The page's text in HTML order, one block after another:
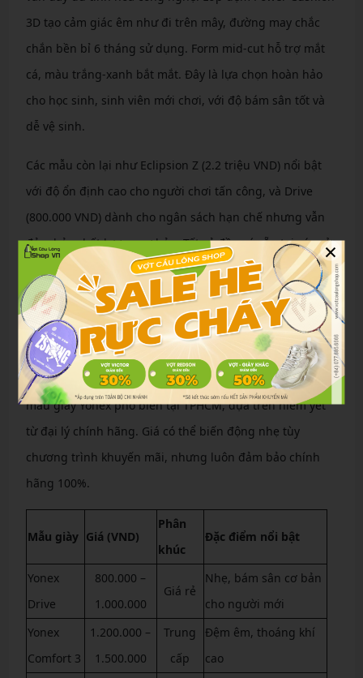
3D tạo cảm giác êm như đi trên mây, đường may chắc
chắn bền bỉ 6 tháng sử dụng. Form mid-cut hỗ trợ mắt
cá, màu trắng-xanh bắt mắt. Đây là lựa chọn hoàn hảo
cho học sinh, sinh viên mới chơi, với độ bám sân tốt và
dễ vệ sinh.
Các mẫu còn lại như Eclipsion Z (2.2 triệu VND) nổi bật
với độ ổn định cao cho người chơi tấn công, và Drive
(800.000 VND) dành cho ngân sách hạn chế nhưng vẫn
đảm bảo chất lượng cơ bản. Tất cả đều có sẵn tại các cửa
hàng TPHCM, giúp bạn dễ dàng thử và chọn size phù
hợp.
Bảng giá giày cầu lông Yonex chính hãng mới
nhất
Dưới đây là bảng giá cập nhật tháng 11/2025 cho các
mẫu giày Yonex phổ biến tại TPHCM, dựa trên niêm yết
từ đại lý chính hãng. Giá có thể biến động nhẹ tùy
chương trình khuyến mãi, nhưng luôn đảm bảo chính
hãng 100%.
Mẫu giày Giá (VND)
Phân
khúc
Đặc điểm nổi bật
Yonex
Drive
800.000 –
1.000.000
Giá rẻ
Nhẹ, bám sân cơ bản
cho người mới
Yonex
Comfort 3
1.200.000 –
1.500.000
Trung
cấp
Đệm êm, thoáng khí
cao
×